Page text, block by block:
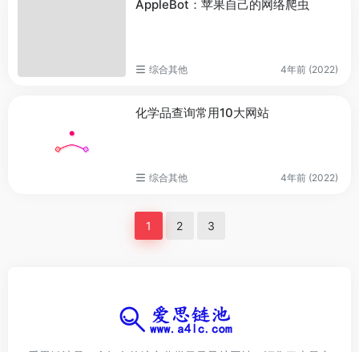
AppleBot：苹果自己的网络爬虫
综合其他 4年前 (2022)
化学品查询常用10大网站
综合其他 4年前 (2022)
1 2 3